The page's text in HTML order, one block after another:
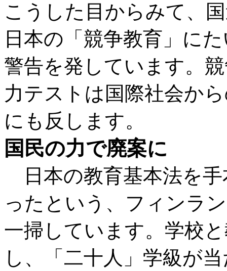
こうした目からみて、
日本の「競争教育」に
警告を発しています。
力テストは国際社会か
にも反します。
国民の力で廃案に
日本の教育基本法を手
ったという、フィンラ
一掃しています。学校
し、「二十人」学級が